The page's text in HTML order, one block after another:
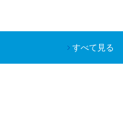
すべて見る